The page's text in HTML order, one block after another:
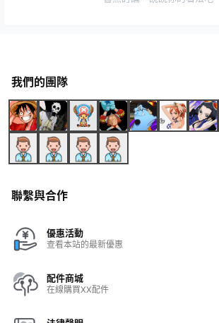
我們的團隊
聯繫與合作
優惠活動
查看本站的最新優惠
配件商城
在線購買XX配件